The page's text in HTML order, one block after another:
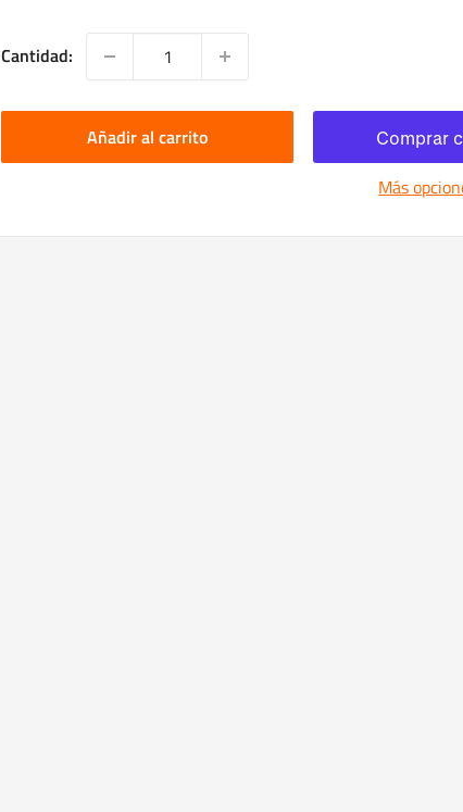
Cantidad:
Añadir al carrito
Más